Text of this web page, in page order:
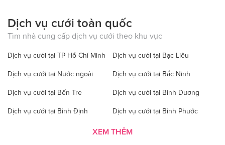
Dịch vụ cưới toàn quốc
Tìm nhà cung cấp dịch vụ cưới theo khu vực
Dịch vụ cưới tại TP Hồ Chí Minh Dịch vụ cưới tại Bạc Liêu
Dịch vụ cưới tại Nước ngoài Dịch vụ cưới tại Bắc Ninh
Dịch vụ cưới tại Bến Tre Dịch vụ cưới tại Bình Dương
Dịch vụ cưới tại Bình Định Dịch vụ cưới tại Bình Phước
Dịch vụ cưới tại Bình Thuận Dịch vụ cưới tại Cà Mau
XEM THÊM